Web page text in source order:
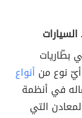
بطّاريات
نوع من أنواع
في أنظمة
التي